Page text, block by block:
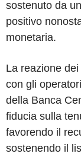
sostenuto da
positivo
monetaria.
La reazione
con gli
della Banca
fiducia sulla
favorendo il
sostenendo il